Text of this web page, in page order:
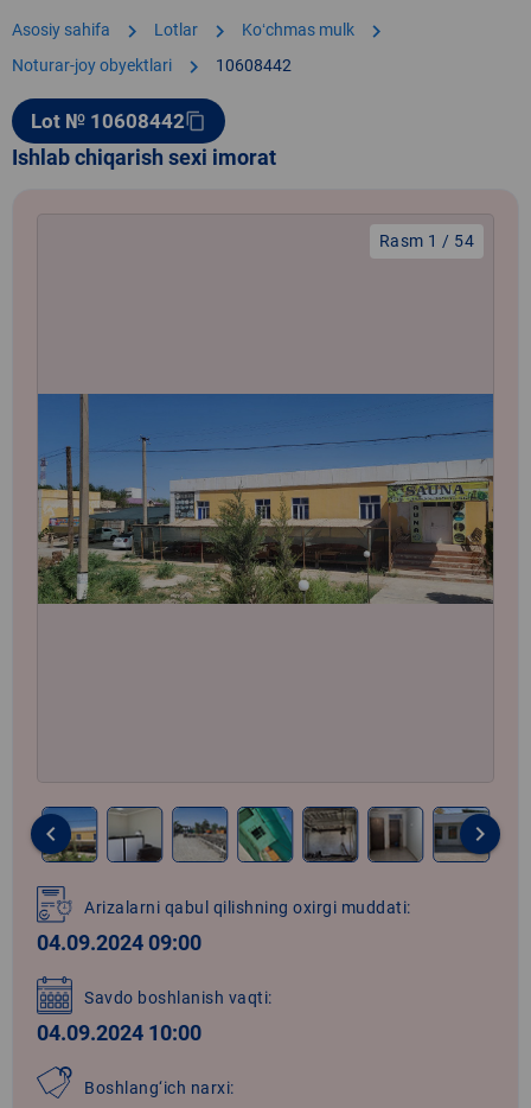
Asosiy sahifa chevron_right Lotlar chevron_right Koʻchmas mulk chevron_right
Noturar-joy obyektlari chevron_right 10608442
Lot № 10608442content_copy
Ishlab chiqarish sexi imorat
Rasm 1 / 54
1
of
54
keyboard_arrow_left keyboard_arrow_right
Arizalarni qabul qilishning oxirgi muddati:
04.09.2024 09:00
Savdo boshlanish vaqti:
04.09.2024 10:00
Boshlang‘ich narxi: